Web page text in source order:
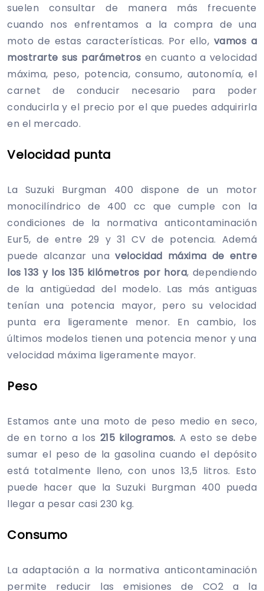
suelen consultar de manera más frecuente
cuando nos enfrentamos a la compra de una
moto de estas características. Por ello, vamos a
mostrarte sus parámetros en cuanto a velocidad
máxima, peso, potencia, consumo, autonomía, el
carnet de conducir necesario para poder
conducirla y el precio por el que puedes adquirirla
en el mercado.
Velocidad punta
La Suzuki Burgman 400 dispone de un motor
monocilíndrico de 400 cc que cumple con la
condiciones de la normativa anticontaminación
Eur5, de entre 29 y 31 CV de potencia. Ademá
puede alcanzar una velocidad máxima de entre
los 133 y los 135 kilómetros por hora, dependiendo
de la antigüedad del modelo. Las más antiguas
tenían una potencia mayor, pero su velocidad
punta era ligeramente menor. En cambio, los
últimos modelos tienen una potencia menor y una
velocidad máxima ligeramente mayor.
Peso
Estamos ante una moto de peso medio en seco,
de en torno a los 215 kilogramos. A esto se debe
sumar el peso de la gasolina cuando el depósito
está totalmente lleno, con unos 13,5 litros. Esto
puede hacer que la Suzuki Burgman 400 pueda
llegar a pesar casi 230 kg.
Consumo
La adaptación a la normativa anticontaminación
permite reducir las emisiones de CO2 a la